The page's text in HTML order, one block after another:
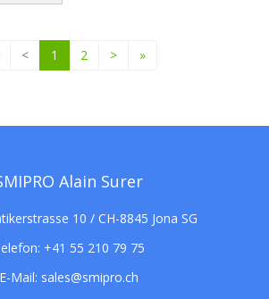
< 1 2 > »
Alain Surer
10 / CH-8845 Jona SG
+41 55 210 79 75
E-Mail: sales@smipro.ch